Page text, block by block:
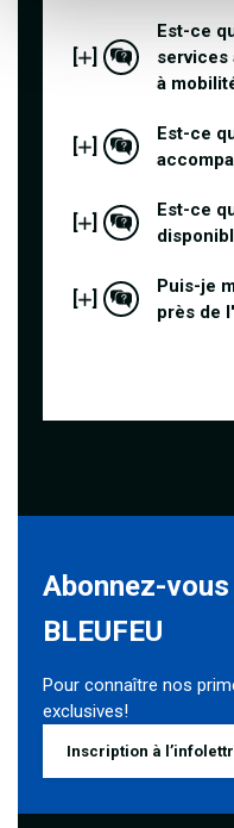
[ ]
Est-ce
services
à
[ ]
Est-ce
[ ]
Est-ce
[ ]
Puis-je
près de
Abonnez-
BLEUFEU
Pour connaître nos
exclusives!
Inscription à